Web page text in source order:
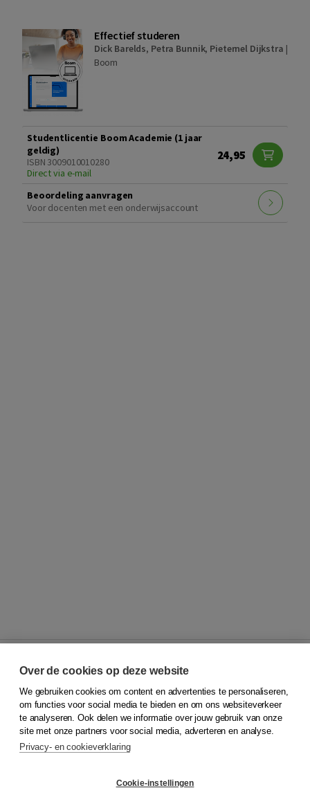
Effectief studeren
Dick Barelds, Petra Bunnik, Pieternel Dijkstra |
Boom
Studentlicentie Boom Academie (1 jaar
geldig)
ISBN 3009010010280
Direct via e-mail
24,95
Beoordeling aanvragen
Voor docenten met een onderwijsaccount
© 2026Koninklijke Boom uitgevers
Klantenservice
Service & informatie
Contact
Over de cookies op deze website
We gebruiken cookies om content en advertenties te personaliseren,
om functies voor social media te bieden en om ons websiteverkeer
te analyseren. Ook delen we informatie over jouw gebruik van onze
site met onze partners voor social media, adverteren en analyse.
Privacy- en cookieverklaring
Cookie-instellingen